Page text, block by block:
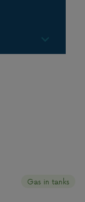
Gas in tanks